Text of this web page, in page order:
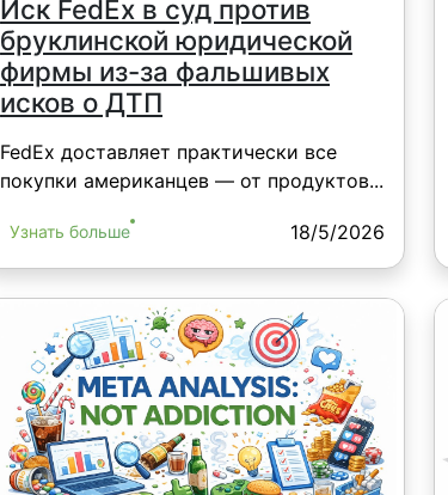
Иск FedEx в суд против
бруклинской юридической
фирмы из-за фальшивых
исков о ДТП
FedEx доставляет практически все
покупки американцев — от продуктов...
Узнать больше 18/5/2026